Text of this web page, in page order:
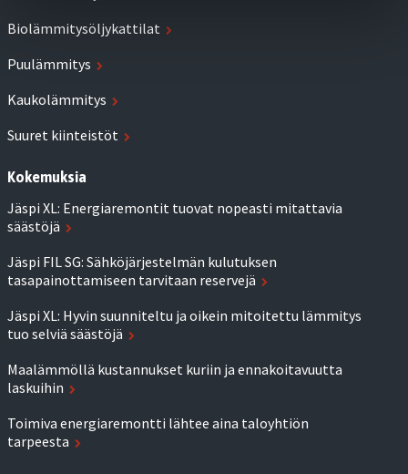
Biolämmitysöljykattilat
Puulämmitys
Kaukolämmitys
Suuret kiinteistöt
Kokemuksia
Jäspi XL: Energiaremontit tuovat nopeasti mitattavia
säästöjä
Jäspi FIL SG: Sähköjärjestelmän kulutuksen
tasapainottamiseen tarvitaan reservejä
Jäspi XL: Hyvin suunniteltu ja oikein mitoitettu lämmitys
tuo selviä säästöjä
Maalämmöllä kustannukset kuriin ja ennakoitavuutta
laskuihin
Toimiva energiaremontti lähtee aina taloyhtiön
tarpeesta